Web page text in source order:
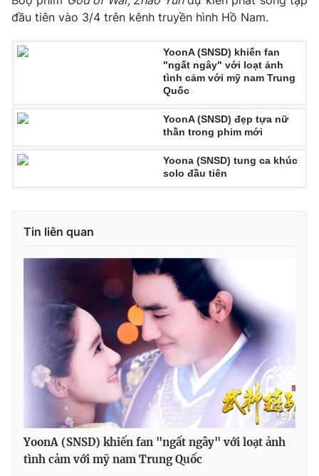
Hitech Công nghệ tương lai
Giao lưu trực tuyến
Lịch phát sóng
Chuyên mục khác
Podcast
Infographic
VTV Money VTV Thể thao
VTV Sức khoẻ Bất động sản
Thị trường 24h Tấm lòng Việt
VTV4 Vươn mình bằng AI
VTV9 VTV8
Liên hệ tòa soạn English
đầu tiên vào 3/4 trên kênh truyền hình Hồ Nam.
YoonA (SNSD) khiến fan
"ngất ngây" với loạt ảnh
tình cảm với mỹ nam Trung
Quốc
YoonA (SNSD) đẹp tựa nữ
thần trong phim mới
Yoona (SNSD) tung ca khúc
solo đầu tiên
Tin liên quan
YoonA (SNSD) khiến fan "ngất ngây" với loạt ảnh
tình cảm với mỹ nam Trung Quốc